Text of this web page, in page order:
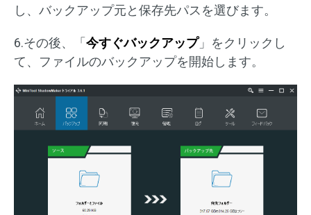
し、バックアップ元と保存先パスを選びます。
6.その後、「 今すぐバックアップ」をクリックし
て、ファイルのバックアップを開始します。